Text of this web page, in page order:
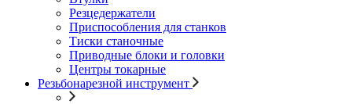
Резцедержатели
Приспособления для станков
Тиски станочные
Приводные блоки и головки
Центры токарные
Резьбонарезной инструмент